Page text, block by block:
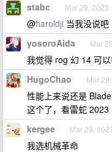
stabc Mar 29, 2023
@haroldji 当我没说吧
yosoroAida Mar
我觉得 rog 幻 14 可以
HugoChao Mar
性能上来说还是
这个了，看雷蛇 2023
kergee Mar 29,
我选机械革命